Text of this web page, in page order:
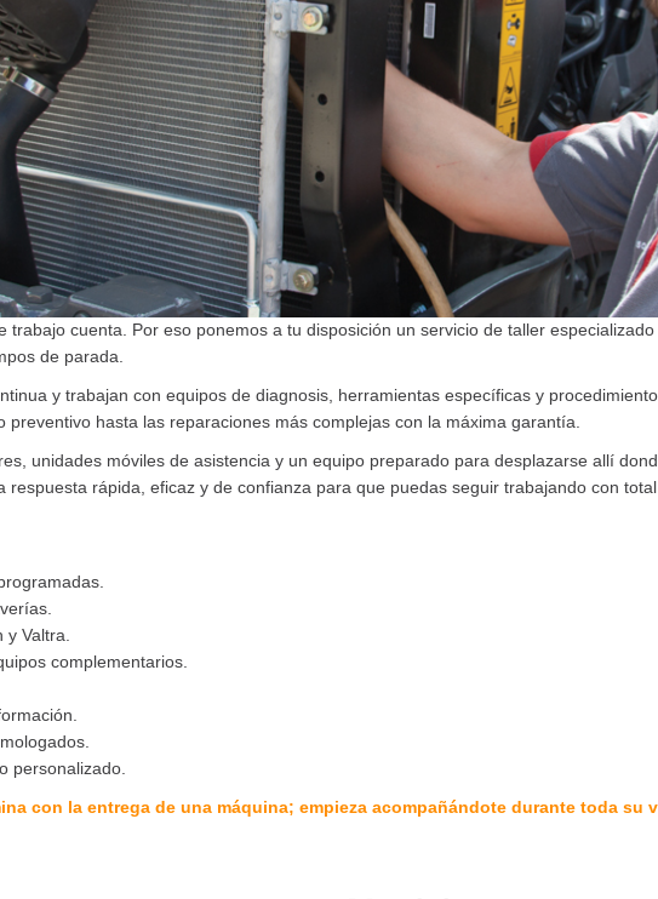
trabajo cuenta. Por eso ponemos a tu disposición un servicio de taller
de parada.
y trabajan con equipos de diagnosis, herramientas específicas y
hasta las reparaciones más complejas con la máxima garantía.
unidades móviles de asistencia y un equipo preparado para desplazarse allí
rápida, eficaz y de confianza para que puedas seguir trabajando con total
Valtra.
complementarios.
personalizado.
con la entrega de una máquina; empieza acompañándote durante toda su